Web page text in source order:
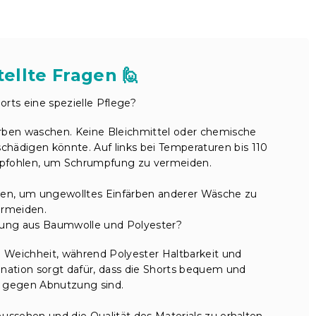
Fragen 🙋
eine spezielle Pflege?
waschen. Keine Bleichmittel oder chemische
könnte. Auf links bei Temperaturen bis 110
um Schrumpfung zu vermeiden.
um ungewolltes Einfärben anderer Wäsche zu
aus Baumwolle und Polyester?
während Polyester Haltbarkeit und
sorgt dafür, dass die Shorts bequem und
Abnutzung sind.